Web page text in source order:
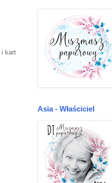
i kart
Asia - Właściciel